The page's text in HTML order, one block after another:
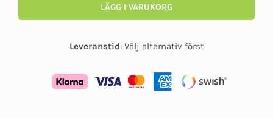
LÄGG I VARUKORG
Leveranstid: Välj alternativ först